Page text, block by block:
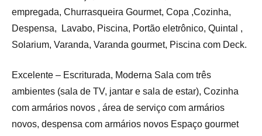
empregada, Churrasqueira Gourmet, Copa ,Cozinha,
Despensa, Lavabo, Piscina, Portão eletrônico, Quintal ,
Solarium, Varanda, Varanda gourmet, Piscina com Deck.
Excelente – Escriturada, Moderna Sala com três
ambientes (sala de TV, jantar e sala de estar), Cozinha
com armários novos , área de serviço com armários
novos, despensa com armários novos Espaço gourmet